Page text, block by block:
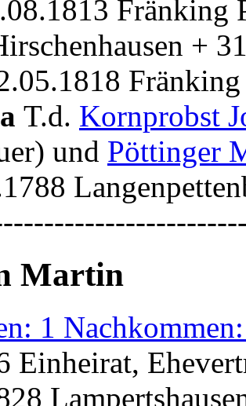
Fränking
+
T.d. Kornprobst
und Pöttinger
Martin
1
Einheirat,